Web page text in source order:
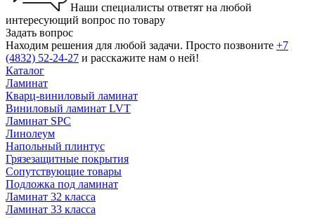
Наши специалисты ответят на любой
интересующий вопрос по товару
Задать вопрос
Находим решения для любой задачи. Просто позвоните +7
(4832) 52-24-27 и расскажите нам о ней!
Каталог
Ламинат
Кварц-виниловый ламинат
Виниловый ламинат LVT
Ламинат SPC
Линолеум
Напольный плинтус
Грязезащитные покрытия
Сопутствующие товары
Подложка под ламинат
Ламинат 32 класса
Ламинат 33 класса